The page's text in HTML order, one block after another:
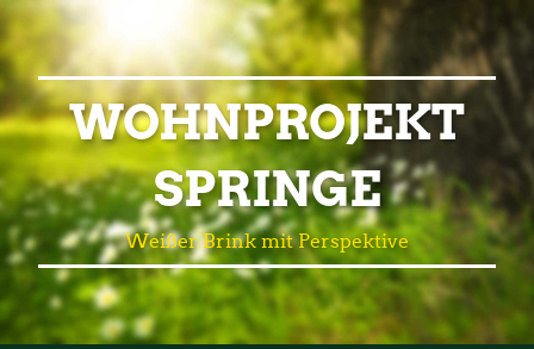
WOHNPROJEKT
SPRINGE
Weißer Brink mit Perspektive